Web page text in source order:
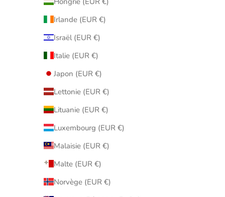
Irlande (EUR €)
Israël (EUR €)
Italie (EUR €)
Japon (EUR €)
Lettonie (EUR €)
Lituanie (EUR €)
Luxembourg (EUR €)
Malaisie (EUR €)
Malte (EUR €)
Norvège (EUR €)